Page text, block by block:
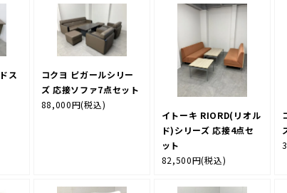
ス
コクヨ ピガールシリー
ズ 応接ソファ7点セット
88,000円(税込)
イトーキ RIORD(リオル
ド)シリーズ 応接4点セ
ット
82,500円(税込)